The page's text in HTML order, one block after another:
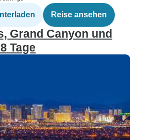
Reise ansehen
Grand Canyon und
Tage